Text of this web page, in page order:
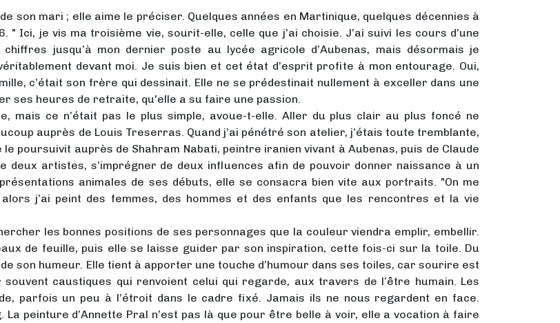
son mari ; elle aime le préciser. Quelques années en Martinique, quelques décennies à
" Ici, je vis ma troisième vie, sourit-elle, celle que j’ai choisie. J’ai suivi les cours d’une
jusqu’à mon dernier poste au lycée agricole d’Aubenas, mais désormais je
devant moi. Je suis bien et cet état d’esprit profite à mon entourage. Oui,
c’était son frère qui dessinait. Elle ne se prédestinait nullement à exceller dans une
ses heures de retraite, qu'elle a su faire une passion.
mais ce n’était pas le plus simple, avoue-t-elle. Aller du plus clair au plus foncé ne
auprès de Louis Treserras. Quand j’ai pénétré son atelier, j’étais toute tremblante,
poursuivit auprès de Shahram Nabati, peintre iranien vivant à Aubenas, puis de Claude
deux artistes, s’imprégner de deux influences afin de pouvoir donner naissance à un
animales de ses débuts, elle se consacra bien vite aux portraits. "On me
j’ai peint des femmes, des hommes et des enfants que les rencontres et la vie
les bonnes positions de ses personnages que la couleur viendra emplir, embellir.
de feuille, puis elle se laisse guider par son inspiration, cette fois-ci sur la toile. Du
son humeur. Elle tient à apporter une touche d’humour dans ses toiles, car sourire est
caustiques qui renvoient celui qui regarde, aux travers de l’être humain. Les
parfois un peu à l’étroit dans le cadre fixé. Jamais ils ne nous regardent en face.
peinture d’Annette Pral n’est pas là que pour être belle à voir, elle a vocation à faire